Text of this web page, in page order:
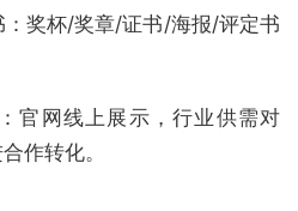
奖杯/奖章/证书/海报/评定书
官网线上展示，行业供需对
作转化。